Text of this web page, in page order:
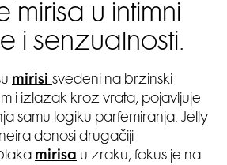
mirisa u intimni
i senzualnosti.
mirisi svedeni na brzinski
i izlazak kroz vrata, pojavljuje
samu logiku parfemiranja. Jelly
donosi drugačiji
mirisa u zraku, fokus je na